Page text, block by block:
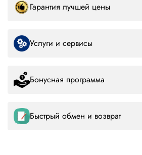
Гарантия лучшей цены
Услуги и сервисы
Бонусная программа
Быстрый обмен и возврат